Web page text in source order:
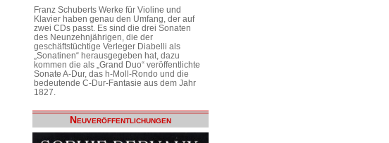
Franz Schuberts Werke für Violine und
Klavier haben genau den Umfang, der auf
zwei CDs passt. Es sind die drei Sonaten
des Neunzehnjährigen, die der
geschäftstüchtige Verleger Diabelli als
„Sonatinen“ herausgegeben hat, dazu
kommen die als „Grand Duo“ veröffentlichte
Sonate A-Dur, das h-Moll-Rondo und die
bedeutende C-Dur-Fantasie aus dem Jahr
1827.
Neuveröffentlichungen